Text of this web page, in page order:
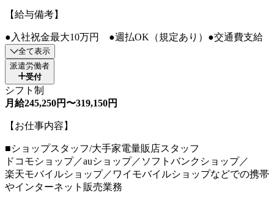
【給与備考】
●入社祝金最大10万円 ●週払OK（規定あり）●交通費支給
全て表示
派遣労働者
受付
シフト制
月給245,250円〜319,150円
【お仕事内容】
■ショップスタッフ/大手家電量販店スタッフ
ドコモショップ／auショップ／ソフトバンクショップ／
楽天モバイルショップ／ワイモバイルショップなどでの携帯
やインターネット販売業務